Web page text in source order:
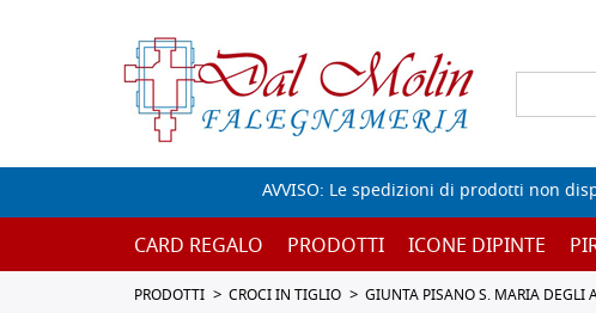
AVVISO: Le spedizioni di prodotti non
CARD REGALO PRODOTTI ICONE DIPINTE
PRODOTTI CROCI IN TIGLIO GIUNTA PISANO S. MARIA DEGLI